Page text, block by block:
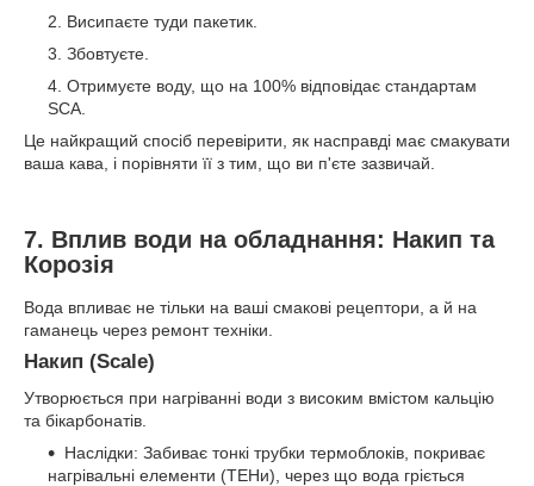
Висипаєте туди пакетик.
Збовтуєте.
Отримуєте воду, що на 100% відповідає стандартам
SCA.
Це найкращий спосіб перевірити, як насправді має смакувати
ваша кава, і порівняти її з тим, що ви п'єте зазвичай.
7. Вплив води на обладнання: Накип та
Корозія
Вода впливає не тільки на ваші смакові рецептори, а й на
гаманець через ремонт техніки.
Накип (Scale)
Утворюється при нагріванні води з високим вмістом кальцію
та бікарбонатів.
Наслідки: Забиває тонкі трубки термоблоків, покриває
нагрівальні елементи (ТЕНи), через що вода гріється